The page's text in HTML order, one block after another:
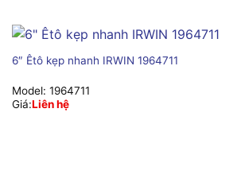
6″ Êtô kẹp nhanh IRWIN 1964711
Model: 1964711
Giá:Liên hệ